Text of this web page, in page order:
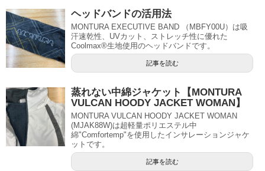
ヘッドバンドの活用法
MONTURA EXECUTIVE BAND （MBFY00U）は吸
汗速乾性、UVカット、ストレッチ性に優れた
Coolmax®生地使用のヘッドバンドです。
記事を読む
蒸れない中綿ジャケット【MONTURA
VULCAN HOODY JACKET WOMAN】
MONTURA VULCAN HOODY JACKET WOMAN
(MJAK88W)は超軽量ポリエステル中
綿"Comfortemp"を使用したインサレーションジャケ
ットです。
記事を読む